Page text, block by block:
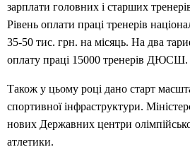
зарплати головних і старших
Рівень оплати праці тренерів
35-50 тис. грн. на місяць. На два
оплату праці 15000 тренерів ДЮСШ.
Також у цьому році дано старт
спортивної інфраструктури.
нових Державних центри
атлетики.